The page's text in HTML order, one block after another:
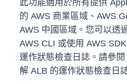
此功能適用於所有提供
的 AWS 商業區域、AWS
AWS 中國區域。您可以透
AWS CLI 或使用 AWS
運作狀態檢查日誌。請參閱
解 ALB 的運作狀態檢查日